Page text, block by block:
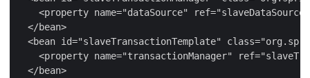
<property name="dataSource"
  </bean>
<bean id="slaveTransactionTemplate"
<property name="transactionManager"
  </bean>